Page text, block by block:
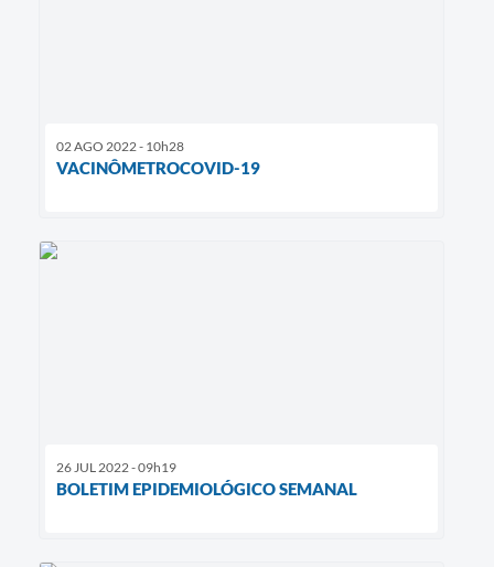
02 AGO 2022 - 10h28
VACINÔMETROCOVID-19
26 JUL 2022 - 09h19
BOLETIM EPIDEMIOLÓGICO SEMANAL